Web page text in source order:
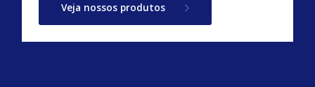
Veja nossos produtos